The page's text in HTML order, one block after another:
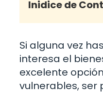
Inidice de
Si alguna vez
interesa el
excelente
vulnerables, ser